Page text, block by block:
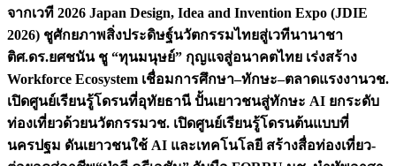
จากเวที 2026 Japan Design, Idea and Invention Expo (JDIE
2026) ชูศักยภาพสิ่งประดิษฐ์นวัตกรรมไทยสู่เวทีนานาชา
ติศ.ดร.ยศชนัน ชู “ทุนมนุษย์” กุญแจสู่อนาคตไทย เร่งสร้าง
Workforce Ecosystem เชื่อมการศึกษา–ทักษะ–ตลาดแรงงานวช.
เปิดศูนย์เรียนรู้โดรนที่อุทัยธานี ปั้นเยาวชนสู่ทักษะ AI ยกระดับ
ท่องเที่ยวด้วยนวัตกรรมวช. เปิดศูนย์เรียนรู้โดรนต้นแบบที่
นครปฐม ดันเยาวชนใช้ AI และเทคโนโลยี สร้างสื่อท่องเที่ยว-